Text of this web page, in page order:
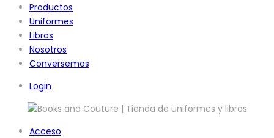
Productos
Uniformes
Libros
Nosotros
Conversemos
Login
Acceso